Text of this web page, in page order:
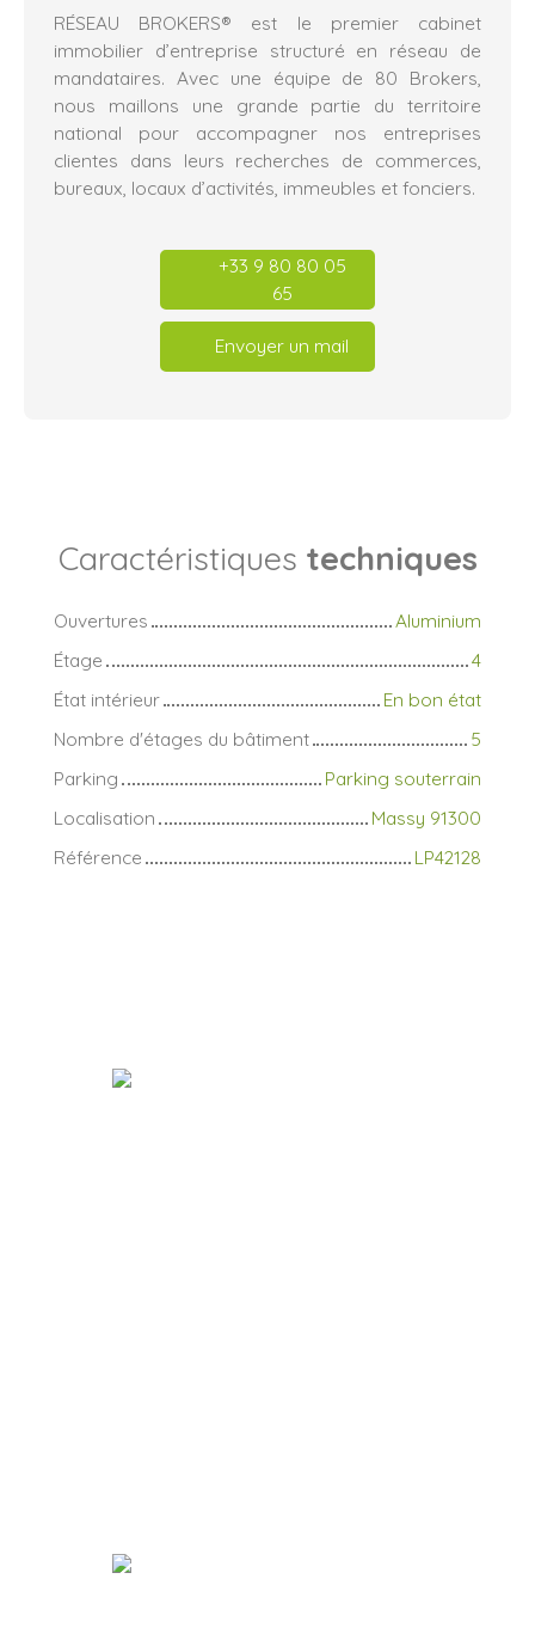
RÉSEAU BROKERS® est le premier cabinet
immobilier d’entreprise structuré en réseau de
mandataires. Avec une équipe de 80 Brokers,
nous maillons une grande partie du territoire
national pour accompagner nos entreprises
clientes dans leurs recherches de commerces,
bureaux, locaux d’activités, immeubles et fonciers.
+33 9 80 80 05
65
Envoyer un mail
Caractéristiques techniques
Ouvertures
Aluminium
Étage
4
État intérieur
En bon état
Nombre d'étages du bâtiment
5
Parking
Parking souterrain
Localisation
Massy 91300
Référence
LP42128